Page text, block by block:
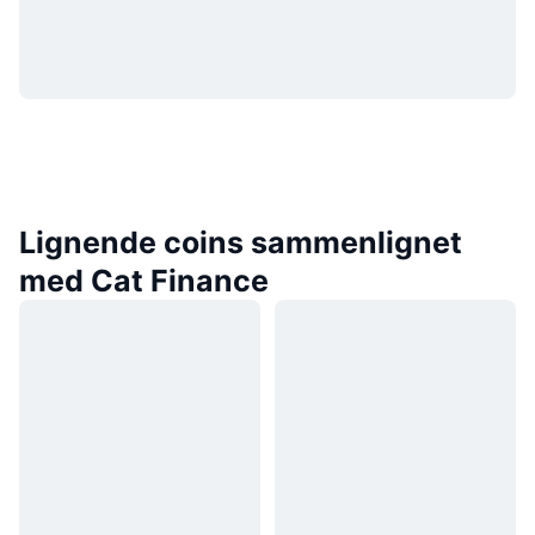
Lignende coins sammenlignet
med Cat Finance